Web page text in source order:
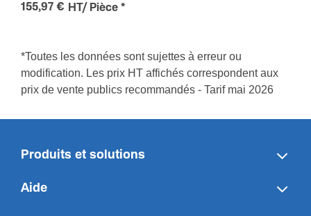
155,97 € HT/ Pièce *
*Toutes les données sont sujettes à erreur ou
modification. Les prix HT affichés correspondent aux
prix de vente publics recommandés - Tarif mai 2026
Produits et solutions
Aide